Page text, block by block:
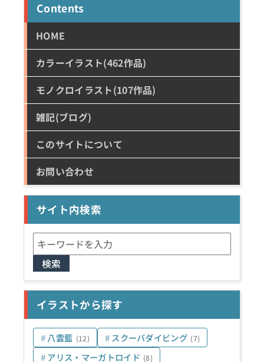
Contents
HOME
カラーイラスト(462作品)
モノクロイラスト(107作品)
雑記(ブログ)
このサイトについて
お問い合わせ
サイト内検索
検
索:
イラストから探す
八雲藍 (12) スクーバダイビング (7)
アリス・マーガトロイド (8)